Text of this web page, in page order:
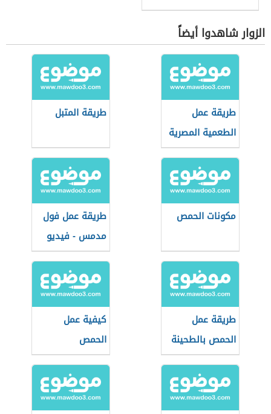
الزوار شاهدوا أيضاً
طريقة عمل
الطعمية المصرية
مثل المطاعم
طريقة المتبل
مكونات الحمص
طريقة عمل فول
مدمس - فيديو
طريقة عمل
الحمص بالطحينة
كيفية عمل
الحمص